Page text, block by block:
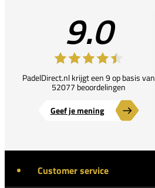
9.0
PadelDirect.nl krijgt een 9 op basis van
52077 beoordelingen
Geef je mening
Customer service